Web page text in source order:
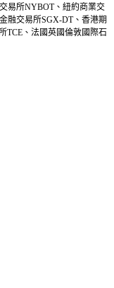
易所NYBOT、紐約商業交
融交易所SGX-DT、香港期
TCE、法國英國倫敦國際石